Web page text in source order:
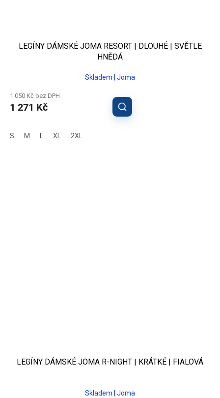
LEGÍNY DÁMSKÉ JOMA RESORT | DLOUHÉ | SVĚTLE
HNĚDÁ
Skladem | Joma
1 050 Kč bez DPH
1 271 Kč
S M XL 2XL
LEGÍNY DÁMSKÉ JOMA R-NIGHT | KRÁTKÉ | FIALOVÁ
Skladem | Joma